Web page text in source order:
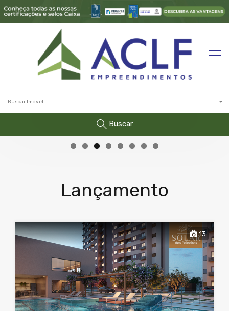
Buscar Imóvel
Buscar
Lançamento
13